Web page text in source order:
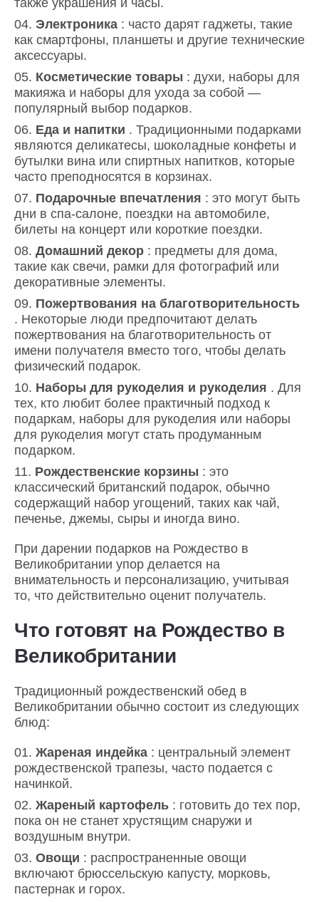
Электроника : часто дарят гаджеты, такие
как смартфоны, планшеты и другие технические
аксессуары.
Косметические товары : духи, наборы для
макияжа и наборы для ухода за собой —
популярный выбор подарков.
Еда и напитки . Традиционными подарками
являются деликатесы, шоколадные конфеты и
бутылки вина или спиртных напитков, которые
часто преподносятся в корзинах.
Подарочные впечатления : это могут быть
дни в спа-салоне, поездки на автомобиле,
билеты на концерт или короткие поездки.
Домашний декор : предметы для дома,
такие как свечи, рамки для фотографий или
декоративные элементы.
Пожертвования на благотворительность
. Некоторые люди предпочитают делать
пожертвования на благотворительность от
имени получателя вместо того, чтобы делать
физический подарок.
Наборы для рукоделия и рукоделия . Для
тех, кто любит более практичный подход к
подаркам, наборы для рукоделия или наборы
для рукоделия могут стать продуманным
подарком.
Рождественские корзины : это
классический британский подарок, обычно
содержащий набор угощений, таких как чай,
печенье, джемы, сыры и иногда вино.
При дарении подарков на Рождество в
Великобритании упор делается на
внимательность и персонализацию, учитывая
то, что действительно оценит получатель.
Что готовят на Рождество в
Великобритании
Традиционный рождественский обед в
Великобритании обычно состоит из следующих
блюд:
Жареная индейка : центральный элемент
рождественской трапезы, часто подается с
начинкой.
Жареный картофель : готовить до тех пор,
пока он не станет хрустящим снаружи и
воздушным внутри.
Овощи : распространенные овощи
включают брюссельскую капусту, морковь,
пастернак и горох.